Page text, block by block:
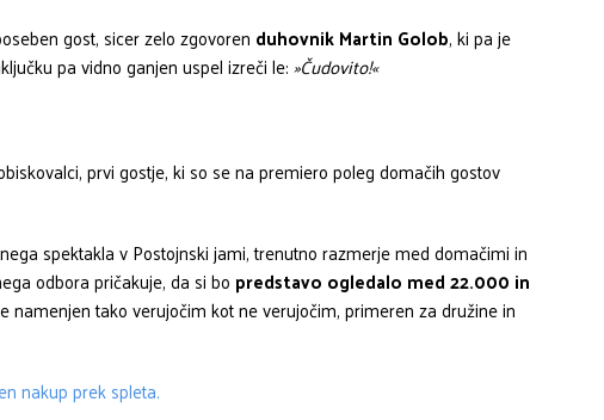
gost, sicer zelo zgovoren duhovnik Martin Golob, ki pa je
pa vidno ganjen uspel izreči le:»Čudovito!«
prvi gostje, ki so se na premiero poleg domačih gostov
spektakla v Postojnski jami, trenutno razmerje med domačimi in
odbora pričakuje, da si bo predstavo ogledalo med 22.000 in
namenjen tako verujočim kot ne verujočim, primeren za družine in
nakup prek spleta.